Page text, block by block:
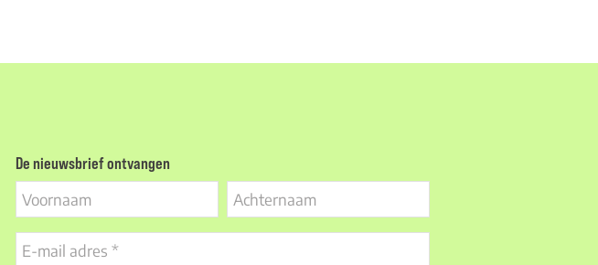
De nieuwsbrief ontvangen
Voornaam Achternaam
E-